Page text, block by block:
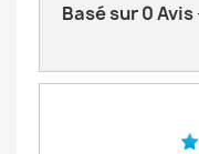
Basé sur0Avis